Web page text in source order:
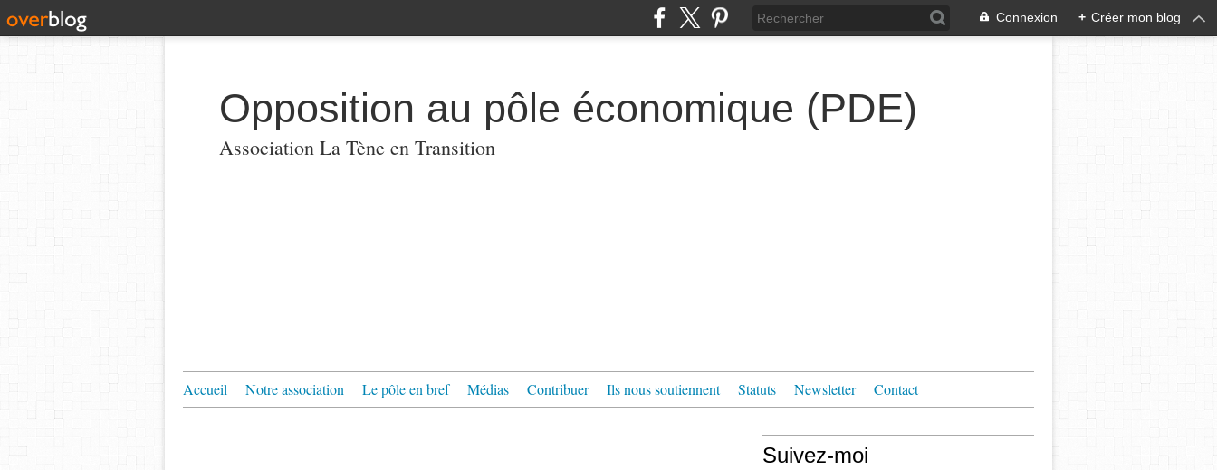
Connexion + Créer mon blog
Opposition au pôle économique (PDE)
Association La Tène en Transition
Accueil Notre association Le pôle en bref Médias Contribuer Ils nous soutiennent Statuts Newsletter Contact
Suivez-moi